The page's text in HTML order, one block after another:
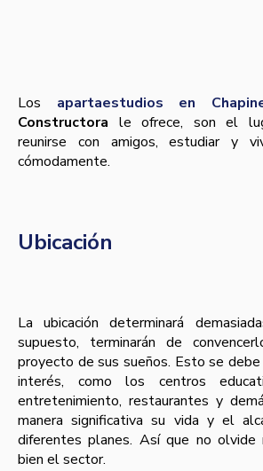
Los apartaestudios en
Constructora le ofrece, son el
reunirse con amigos, estudiar y
cómodamente.
Ubicación
La ubicación determinará
supuesto, terminarán de
proyecto de sus sueños. Esto se
interés, como los centros
entretenimiento, restaurantes y
manera significativa su vida y el
diferentes planes. Así que no olvide
bien el sector.